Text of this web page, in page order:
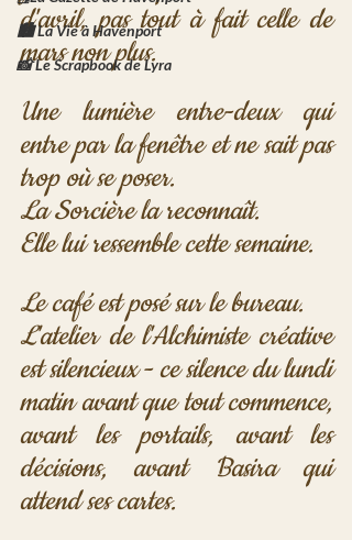
🏙️ La Vie à Havenport
📸 Le Scrapbook de Lyra
d'avril, pas tout à fait celle de
mars non plus.
Une lumière entre-deux qui
entre par la fenêtre et ne sait pas
trop où se poser.
La Sorcière la reconnaît.
Elle lui ressemble cette semaine.
Le café est posé sur le bureau.
L'atelier de l'Alchimiste créative
est silencieux - ce silence du lundi
matin avant que tout commence,
avant les portails, avant les
décisions, avant Basira qui
attend ses cartes.